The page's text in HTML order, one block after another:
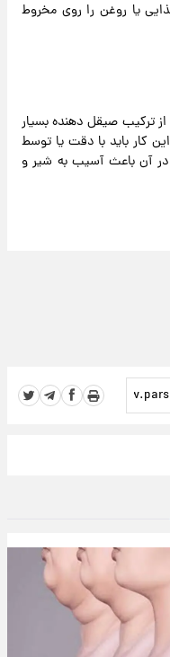
یا روغن را روی مخروط
ترکیب صیقل دهنده بسیار
کار باید با دقت یا توسط
آن باعث آسیب به شیر و